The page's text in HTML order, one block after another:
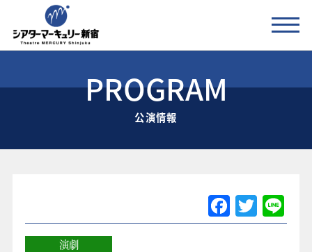
公演情報
アクセス
PROGRAM
公演情報
F
a
T
w
演劇